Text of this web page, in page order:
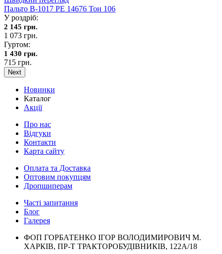
Пальто В-1017 PE 14676 Тон 106
У роздріб:
2 145 грн.
1 073 грн.
Гуртом:
1 430 грн.
715 грн.
Next
Новинки
Каталог
Акції
Про нас
Відгуки
Контакти
Карта сайту
Оплата та Доставка
Оптовим покупцям
Дропшиперам
Часті запитання
Блог
Галерея
ФОП ГОРБАТЕНКО ІГОР ВОЛОДИМИРОВИЧ М.
ХАРКІВ, ПР-Т ТРАКТОРОБУДІВНИКІВ, 122А/18